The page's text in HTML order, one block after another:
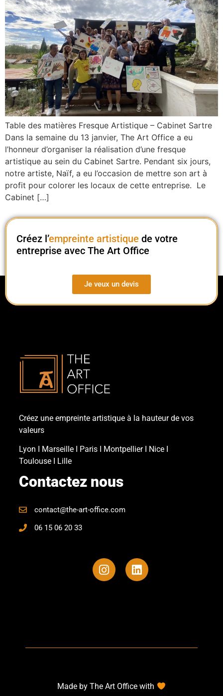
Table des matières Fresque Artistique – Cabinet Sartre
Dans la semaine du 13 janvier, The Art Office a eu
l’honneur d’organiser la réalisation d’une fresque
artistique au sein du Cabinet Sartre. Pendant six jours,
notre artiste, Naïf, a eu l’occasion de mettre son art à
profit pour colorer les locaux de cette entreprise. Le
Cabinet […]
Créez l’empreinte artistique de votre
entreprise avec The Art Office
Je veux un devis
Créez une empreinte artistique à la hauteur de vos
valeurs
Lyon Ι Marseille Ι Paris Ι MontpellierΙ Nice Ι
Toulouse Ι Lille
Contactez nous
contact@the-art-office.com
06 15 06 20 33
Made by The Art Office with